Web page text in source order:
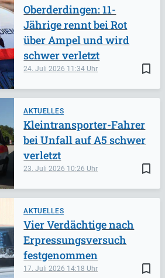
bookmark_border
24. Juli 2026 11:34
Oberderdingen: 11-
Jährige rennt bei Rot
über Ampel und wird
schwer verletzt
AKTUELLES
bookmark_border
23. Juli 2026 10:26
Kleintransporter-Fahrer
bei Unfall auf A5 schwer
verletzt
AKTUELLES
bookmark_border
17. Juli 2026 14:18
Vier Verdächtige nach
Erpressungsversuch
festgenommen